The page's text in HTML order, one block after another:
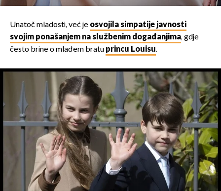
Unatoč mladosti, već je osvojila simpatije javnosti
svojim ponašanjem na službenim događanjima, gdje
često brine o mlađem bratu princu Louisu.